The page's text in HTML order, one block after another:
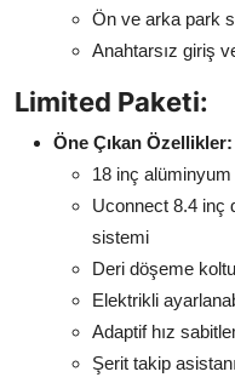
Ön ve arka park
Anahtarsız giriş
Limited Paketi:
Öne Çıkan Özellikler:
18 inç alüminyum
Uconnect 8.4 inç
sistemi
Deri döşeme
Elektrikli
Adaptif hız
Şerit takip asistanı